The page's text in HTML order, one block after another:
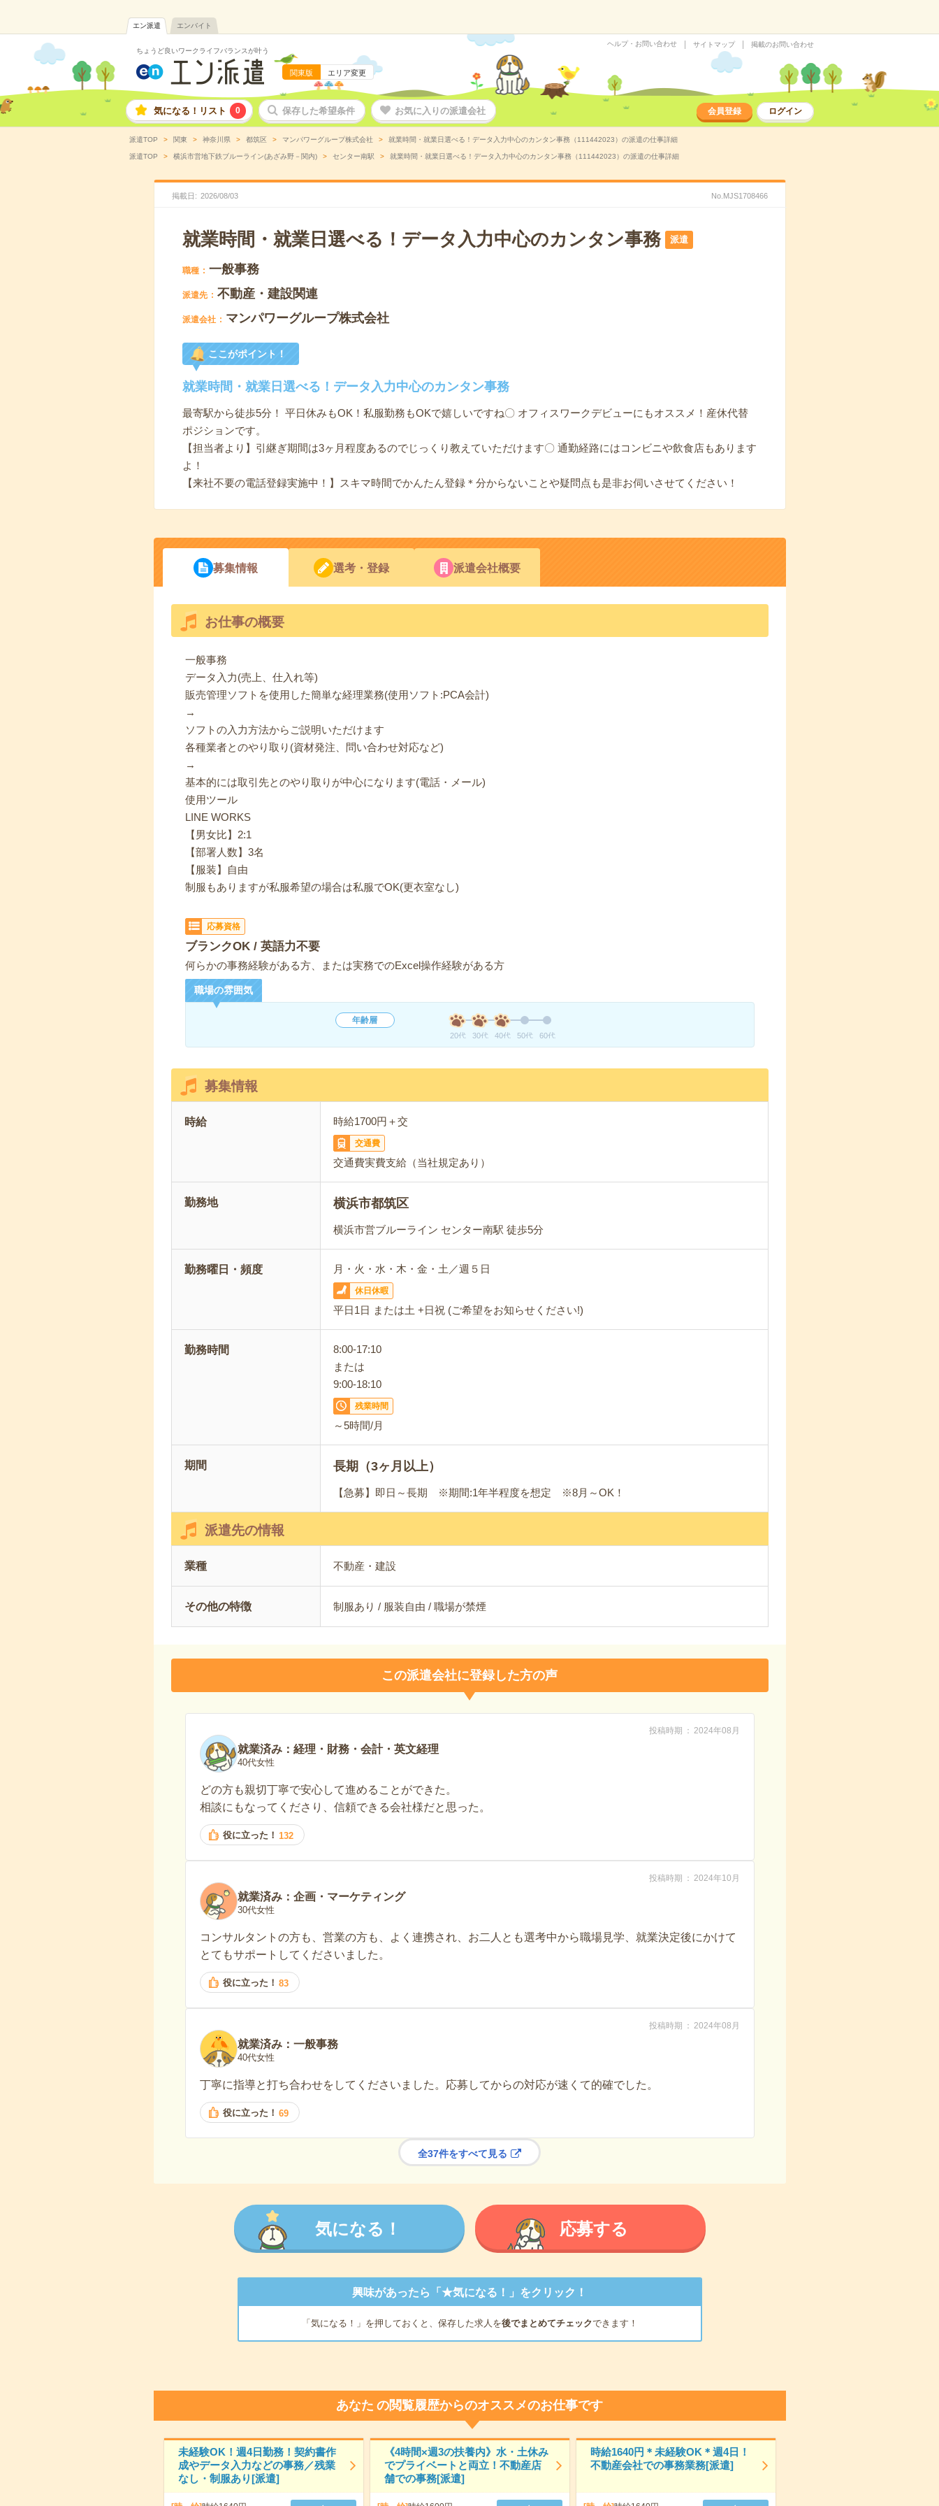
エン派遣 エンバイト
ちょうど良いワークライフバランスが叶う
関東版 エリア変更
ヘルプ・お問い合わせ サイトマップ 掲載のお問い合わせ
気になる！リスト 0 保存した希望条件 お気に入りの派遣会社 会員登録 ログイン
派遣TOP 関東 神奈川県 都筑区 マンパワーグループ株式会社 就業時間・就業日選べる！データ入力中心のカンタン事務（111442023）の派遣の仕事詳細
派遣TOP 横浜市営地下鉄ブルーライン(あざみ野－関内) センター南駅 就業時間・就業日選べる！データ入力中心のカンタン事務（111442023）の派遣の仕事詳細
掲載日 2026/08/03 No.MJS1708466
就業時間・就業日選べる！データ入力中心のカンタン事務 派遣
職種 一般事務
派遣先 不動産・建設関連
派遣会社 マンパワーグループ株式会社
ここがポイント！
就業時間・就業日選べる！データ入力中心のカンタン事務
最寄駅から徒歩5分！ 平日休みもOK！私服勤務もOKで嬉しいですね〇 オフィスワークデビューにもオススメ！産休代替
ポジションです。
【担当者より】引継ぎ期間は3ヶ月程度あるのでじっくり教えていただけます〇 通勤経路にはコンビニや飲食店もあります
よ！
【来社不要の電話登録実施中！】スキマ時間でかんたん登録＊分からないことや疑問点も是非お伺いさせてください！
募集情報 選考・登録 派遣会社概要
お仕事の概要
一般事務
データ入力(売上、仕入れ等)
販売管理ソフトを使用した簡単な経理業務(使用ソフト:PCA会計)
→
ソフトの入力方法からご説明いただけます
各種業者とのやり取り(資材発注、問い合わせ対応など)
→
基本的には取引先とのやり取りが中心になります(電話・メール)
使用ツール
LINE WORKS
【男女比】2:1
【部署人数】3名
【服装】自由
制服もありますが私服希望の場合は私服でOK(更衣室なし)
応募資格
ブランクOK / 英語力不要
何らかの事務経験がある方、または実務でのExcel操作経験がある方
職場の雰囲気
年齢層
20代 30代 40代 50代 60代
募集情報
時給 時給1700円＋交
交通費
交通費実費支給（当社規定あり）
勤務地 横浜市都筑区
横浜市営ブルーライン センター南駅 徒歩5分
勤務曜日・頻度 月・火・水・木・金・土／週５日
休日休暇
平日1日 または土 +日祝 (ご希望をお知らせください!)
勤務時間
8:00-17:10
または
9:00-18:10
残業時間
～5時間/月
期間 長期（3ヶ月以上）
【急募】即日～長期 ※期間:1年半程度を想定 ※8月～OK！
派遣先の情報
業種 不動産・建設
その他の特徴 制服あり / 服装自由 / 職場が禁煙
この派遣会社に登録した方の声
投稿時期 2024年08月
就業済み：経理・財務・会計・英文経理
40代女性
どの方も親切丁寧で安心して進めることができた。
相談にもなってくださり、信頼できる会社様だと思った。
役に立った！ 132
投稿時期 2024年10月
就業済み：企画・マーケティング
30代女性
コンサルタントの方も、営業の方も、よく連携され、お二人とも選考中から職場見学、就業決定後にかけて
とてもサポートしてくださいました。
役に立った！ 83
投稿時期 2024年08月
就業済み：一般事務
40代女性
丁寧に指導と打ち合わせをしてくださいました。応募してからの対応が速くて的確でした。
役に立った！ 69
全37件をすべて見る
気になる！ 応募する
興味があったら「★気になる！」をクリック！
「気になる！」を押しておくと、保存した求人を後でまとめてチェックできます！
あなた の閲覧履歴からのオススメのお仕事です
未経験OK！週4日勤務！契約書作
成やデータ入力などの事務／残業
なし・制服あり[派遣]
《4時間×週3の扶養内》水・土休み
でプライベートと両立！不動産店
舗での事務[派遣]
時給1640円＊未経験OK＊週4日！
不動産会社での事務業務[派遣]